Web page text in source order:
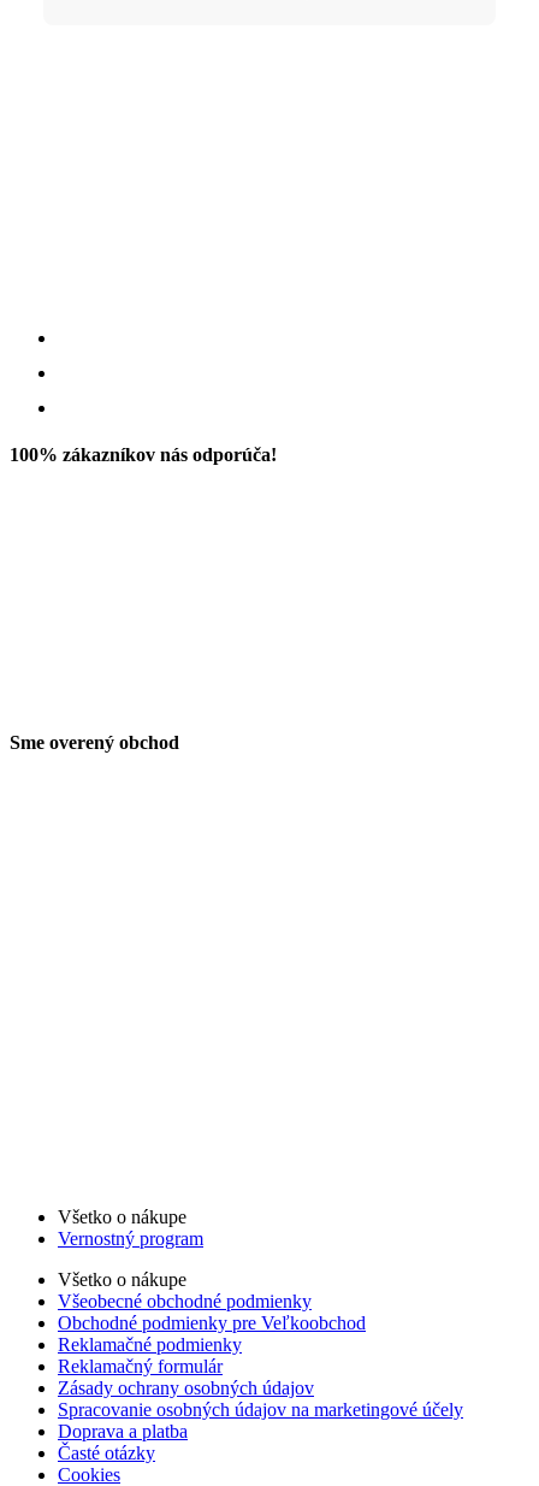
100% zákazníkov nás odporúča!
Sme overený obchod
Všetko o nákupe
Vernostný program
Všetko o nákupe
Všeobecné obchodné podmienky
Obchodné podmienky pre Veľkoobchod
Reklamačné podmienky
Reklamačný formulár
Zásady ochrany osobných údajov
Spracovanie osobných údajov na marketingové účely
Doprava a platba
Časté otázky
Cookies